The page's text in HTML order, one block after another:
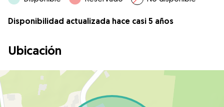
Disponibilidad actualizada hace casi 5 años
Ubicación